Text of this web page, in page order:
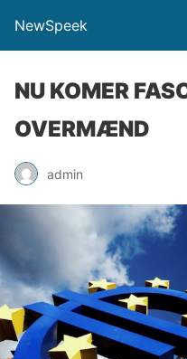
NewSpeek
NU KOMER
OVERMÆND
admin